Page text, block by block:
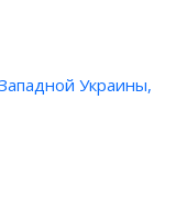
Украины,